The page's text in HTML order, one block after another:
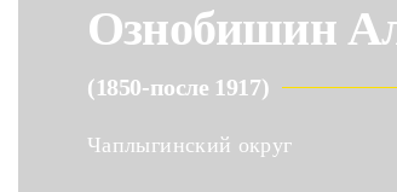
Ознобишин
(1850-после 1917)
Чаплыгинский округ